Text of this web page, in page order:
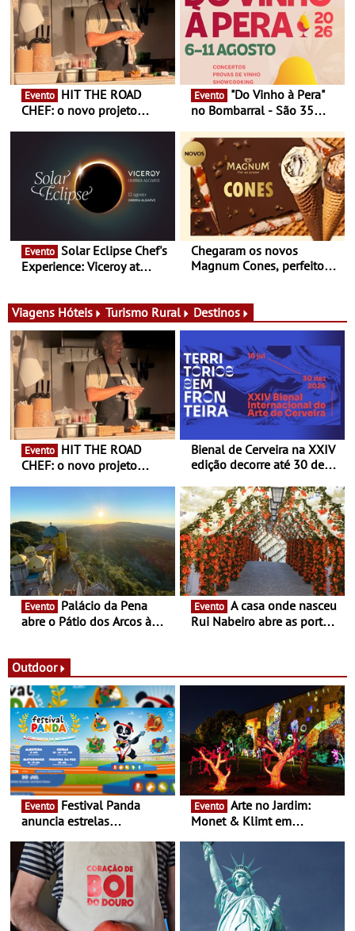
Evento
CHEF: o novo projeto
conceito gastronómico
itinerante que percorre
Portugal
Evento
no Bombarral - São 35
prova e seis dias de
experiências
Evento
Experience: Viceroy at
exclusiva
Chegaram os novos
Magnum Cones, perfeitos
Viagens Hóteis Turismo Rural Destinos
Evento
CHEF: o novo projeto
Queiroz Ribeiro - Um novo
conceito gastronómico
itinerante que percorre
Portugal
Bienal de Cerveira na XXIV
edição decorre até 30 de
enquanto “Territórios sem
Fronteira”
Evento
abre o Pátio dos Arcos à
Evento
Rui Nabeiro abre as portas
16 de agosto
Outdoor
Evento
anuncia estrelas
- Entre Junho e Julho pelo
país
Evento
Monet & Klimt em
ao final de Setembro -
Experiência luminosa no
jardim do Museu de
Alberto Sampaio